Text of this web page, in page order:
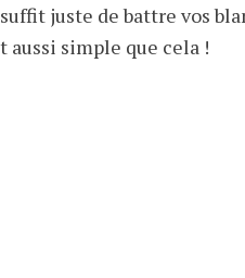
juste de battre vos
aussi simple que cela !